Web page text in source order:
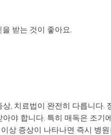
받는 것이 좋아요.
, 치료법이 완전히 다릅니다.
야 합니다. 특히 매독은 조기
상 증상이 나타나면 즉시 병원